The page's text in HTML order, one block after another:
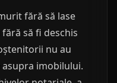
fără să lase
să fi deschis
nu au
asupra imobilului.